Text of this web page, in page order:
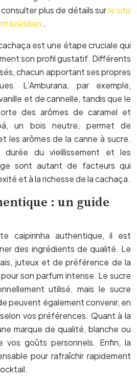
plus de détails surle site
brésilien .
est une étape cruciale qui
son profil gustatif. Différents
chacun apportant ses propres
L’Amburana, par exemple,
et de cannelle, tandis que le
des arômes de caramel et
un bois neutre, permet de
les arômes de la canne à sucre.
du vieillissement et les
sont autant de facteurs qui
et à la richesse de la cachaça.
: un guide
caipirinha authentique, il est
des ingrédients de qualité. Le
juteux et de préférence de la
son parfum intense. Le sucre
utilisé, mais le sucre
peuvent également convenir, en
vos préférences. Quant à la
marque de qualité, blanche ou
vos goûts personnels. Enfin, la
pour rafraîchir rapidement